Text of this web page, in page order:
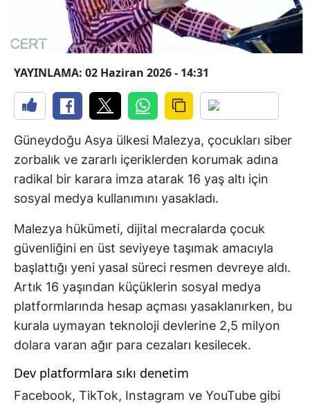
YAYINLAMA: 02 Haziran 2026 - 14:31
Güneydoğu Asya ülkesi Malezya, çocukları siber
zorbalık ve zararlı içeriklerden korumak adına
radikal bir karara imza atarak 16 yaş altı için
sosyal medya kullanımını yasakladı.
Malezya hükümeti, dijital mecralarda çocuk
güvenliğini en üst seviyeye taşımak amacıyla
başlattığı yeni yasal süreci resmen devreye aldı.
Artık 16 yaşından küçüklerin sosyal medya
platformlarında hesap açması yasaklanırken, bu
kurala uymayan teknoloji devlerine 2,5 milyon
dolara varan ağır para cezaları kesilecek.
Dev platformlara sıkı denetim
Facebook, TikTok, Instagram ve YouTube gibi